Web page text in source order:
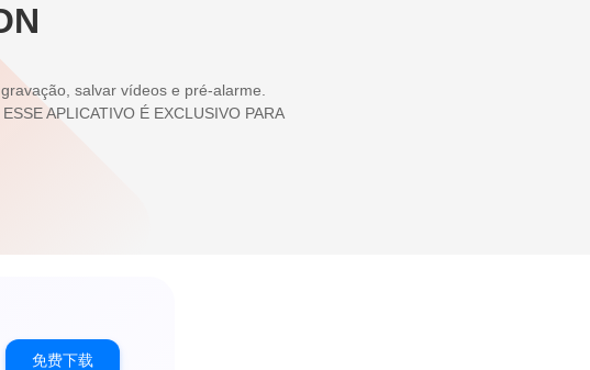
salvar vídeos e pré-alarme.
APLICATIVO É EXCLUSIVO PARA
免费下载